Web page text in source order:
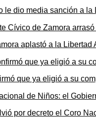
le dio media sanción a
aplastó a la
que ya eligió a su
por decreto el Coro